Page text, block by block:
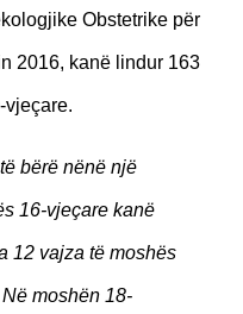
Obstetrike për
2016, kanë lindur 163
vjeçare.
bërë nënë një
16-vjeçare kanë
12 vajza të moshës
moshën 18-